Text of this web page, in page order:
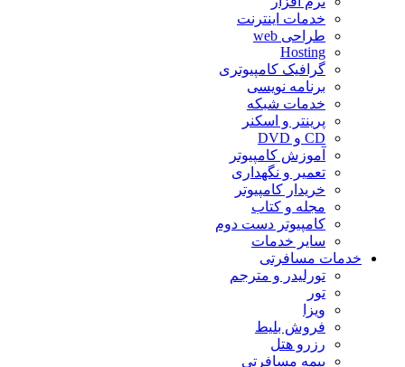
خدمات اینترنت
طراحی web
Hosting
گرافیک کامپیوتری
برنامه نویسی
خدمات شبکه
پرینتر و اسکنر
CD و DVD
آموزش کامپیوتر
تعمیر و نگهداری
خریدار کامپیوتر
مجله و کتاب
کامپیوتر دست دوم
سایر خدمات
خدمات مسافرتی
تورلیدر و مترجم
تور
ویزا
فروش بلیط
رزرو هتل
بیمه مسافرتی